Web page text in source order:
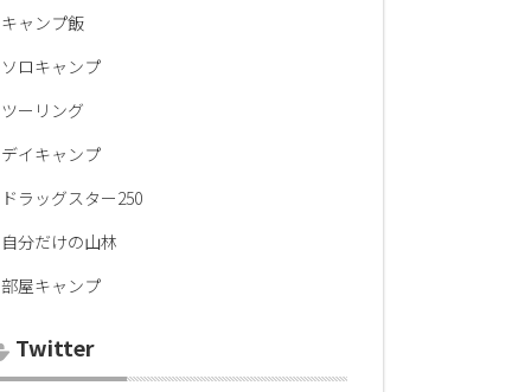
キャンプ飯
ソロキャンプ
ツーリング
デイキャンプ
ドラッグスター250
自分だけの山林
部屋キャンプ
Twitter